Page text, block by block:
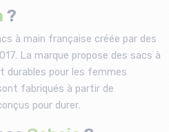
?
à main française créée par des
La marque propose des sacs à
durables pour les femmes
fabriqués à partir de
pour durer.